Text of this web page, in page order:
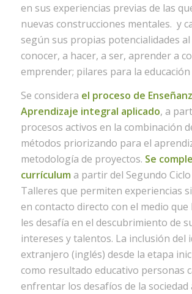
en sus experiencias previas de las
nuevas construcciones mentales. y
según sus propias potencialidades
conocer, a hacer, a ser, aprender a
emprender; pilares para la educación
Se considera el proceso de
Aprendizaje integral aplicado, a
procesos activos en la combinación
métodos priorizando para el
metodología de proyectos. Se
currículum a partir del Segundo
Talleres que permiten experiencias
en contacto directo con el medio que
les desafía en el descubrimiento de
intereses y talentos. La inclusión del
extranjero (inglés) desde la etapa
como resultado educativo personas
enfrentar los desafíos de la sociedad